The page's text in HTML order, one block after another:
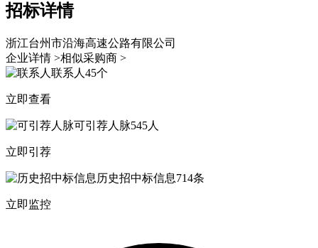
招标详情
浙江台州市沿海高速公路有限公司
企业详情 >相似采购商 >
联系人 45个
立即查看
可引荐人脉545人
立即引荐
历史招中标信息714条
立即监控